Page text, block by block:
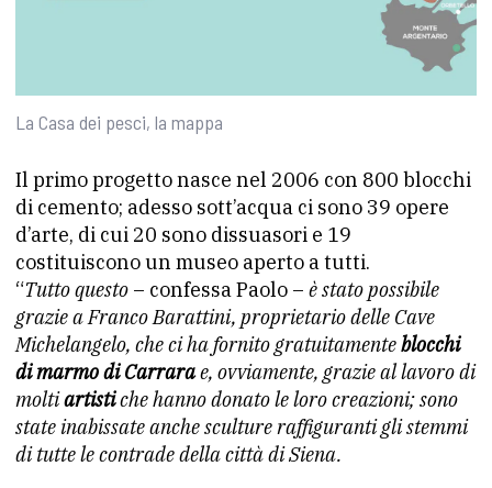
La Casa dei pesci, la mappa
Il primo progetto nasce nel 2006 con 800 blocchi
di cemento; adesso sott’acqua ci sono 39 opere
d’arte, di cui 20 sono dissuasori e 19
costituiscono un museo aperto a tutti.
“Tutto questo – confessa Paolo – è stato possibile
grazie a Franco Barattini, proprietario delle Cave
Michelangelo, che ci ha fornito gratuitamenteblocchi
di marmo di Carrarae, ovviamente, grazie al lavoro di
moltiartistiche hanno donato le loro creazioni; sono
state inabissate anche sculture raffiguranti gli stemmi
di tutte le contrade della città di Siena.